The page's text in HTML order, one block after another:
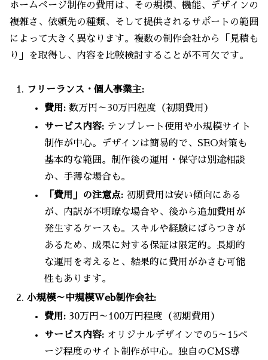
ホームページ制作の費用は、その規模、機能、デザインの
複雑さ、依頼先の種類、そして提供されるサポートの範囲
によって大きく異なります。複数の制作会社から「見積も
り」を取得し、内容を比較検討することが不可欠です。
フリーランス・個人事業主:
費用: 数万円～30万円程度（初期費用）
サービス内容: テンプレート使用や小規模サイト
制作が中心。デザインは簡易的で、SEO対策も
基本的な範囲。制作後の運用・保守は別途相談
か、手薄な場合も。
「費用」の注意点: 初期費用は安い傾向にある
が、内訳が不明瞭な場合や、後から追加費用が
発生するケースも。スキルや経験にばらつきが
あるため、成果に対する保証は限定的。長期的
な運用を考えると、結果的に費用がかさむ可能
性もあります。
小規模～中規模Web制作会社:
費用: 30万円～100万円程度（初期費用）
サービス内容: オリジナルデザインでの5～15ペ
ージ程度のサイト制作が中心。独自のCMS導